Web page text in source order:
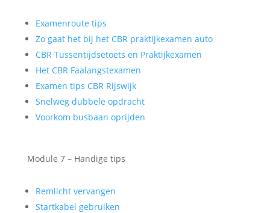
Examenroute tips
Zo gaat het bij het CBR praktijkexamen auto
CBR Tussentijdsetoets en Praktijkexamen
Het CBR Faalangstexamen
Examen tips CBR Rijswijk
Snelweg dubbele opdracht
Voorkom busbaan oprijden
Module 7 – Handige tips
Remlicht vervangen
Startkabel gebruiken